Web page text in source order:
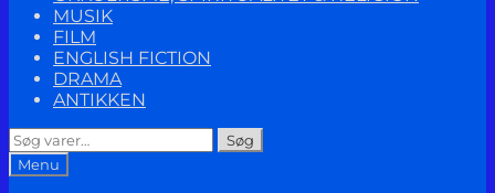
MUSIK
FILM
ENGLISH FICTION
DRAMA
ANTIKKEN
Søg
efter:
Søg
Menu